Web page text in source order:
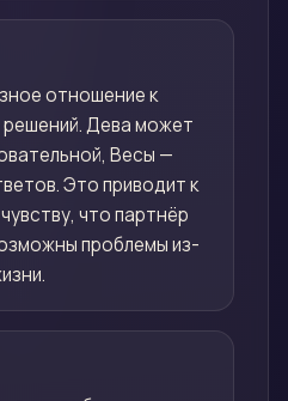
отношение к
решений. Дева может
Весы —
Это приводит к
что партнёр
проблемы из-